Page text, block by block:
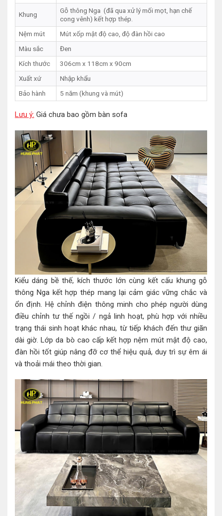
Khung
Gỗ thông Nga (đã qua xử lý mối mọt, hạn chế
cong vênh) kết hợp thép.
Nệm mút
Mút xốp mật độ cao, độ đàn hồi cao
Màu sắc
Đen
Kích thước
306cm x 118cm x 90cm
Xuất xứ
Nhập khẩu
Bảo hành
5 năm (khung và mút)
Lưu ý: Giá chưa bao gồm bàn sofa
Kiểu dáng bề thế, kích thước lớn cùng kết cấu khung gỗ
thông Nga kết hợp thép mang lại cảm giác vững chắc và
ổn định. Hệ chỉnh điện thông minh cho phép người dùng
điều chỉnh tư thế ngồi / ngả linh hoạt, phù hợp với nhiều
trạng thái sinh hoạt khác nhau, từ tiếp khách đến thư giãn
dài giờ. Lớp da bò cao cấp kết hợp nệm mút mật độ cao,
đàn hồi tốt giúp nâng đỡ cơ thể hiệu quả, duy trì sự êm ái
và thoải mái theo thời gian.